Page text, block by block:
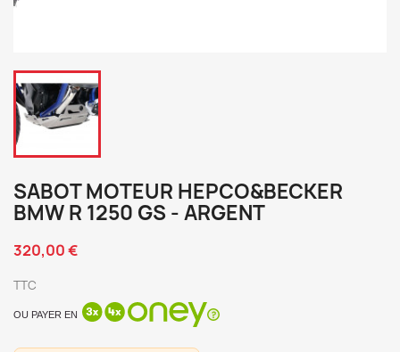
SABOT MOTEUR HEPCO&BECKER
BMW R 1250 GS - ARGENT
320,00 €
TTC
OU PAYER EN